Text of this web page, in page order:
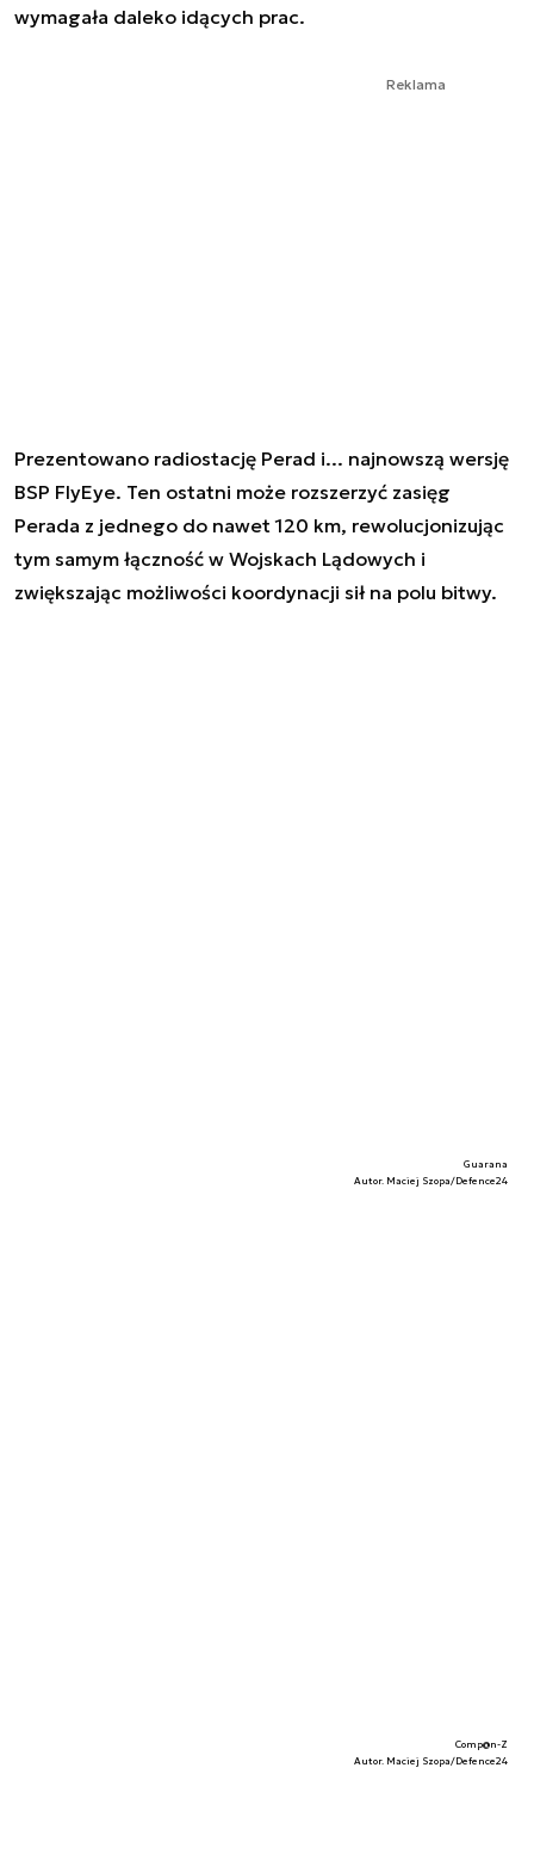
wymagała daleko idących prac.
Reklama
Prezentowano radiostację Perad i... najnowszą wersję
BSP FlyEye. Ten ostatni może rozszerzyć zasięg
Perada z jednego do nawet 120 km, rewolucjonizując
tym samym łączność w Wojskach Lądowych i
zwiększając możliwości koordynacji sił na polu bitwy.
Guarana
Autor. Maciej Szopa/Defence24
Comp@n-Z
Autor. Maciej Szopa/Defence24